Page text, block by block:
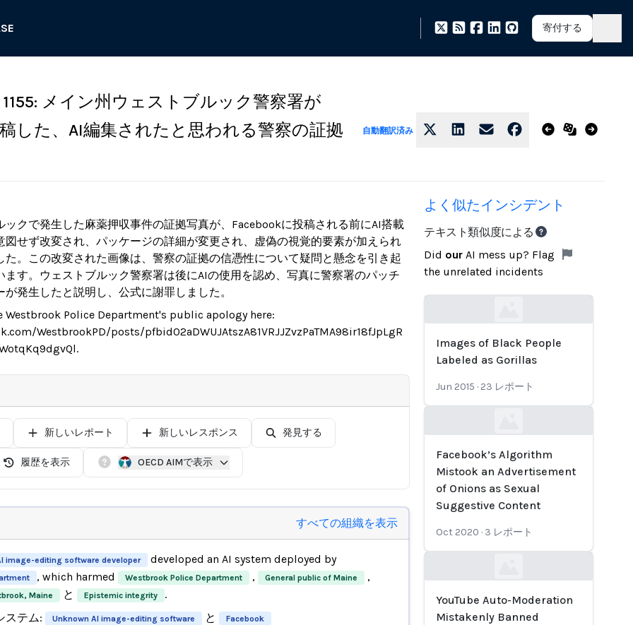
寄付する
メイン州ウェストブルック警察署が
した、AI編集されたと思われる警察の証拠
自動翻訳済み
ックで発生した麻薬押収事件の証拠写真が、Facebookに投稿される前にAI搭載
図せず改変され、パッケージの詳細が変更され、虚偽の視覚的要素が加えられ
た。この改変された画像は、警察の証拠の信憑性について疑問と懸念を引き起
ます。ウェストブルック警察署は後にAIの使用を認め、写真に警察署のパッチ
発生したと説明し、公式に謝罪しました。
Westbrook Police Department's public apology here:
WestbrookPD/posts/pfbid02aDWUJAtszA81VRJJZvzPaTMA98ir18fJpLgR
新しいレポート 新しいレスポンス 発見する
履歴を表示 OECD AIMで表示
すべての組織を表示
image-editing software developer developed an AI system deployed by
, which harmed Westbrook Police Department , General public of Maine ,
Maine と Epistemic integrity
.
ステム:
Unknown AI image-editing software と Facebook
よく似たインシデント
テキスト類似度による
Did our AI mess up? Flag
the unrelated incidents
Images of Black People
Labeled as Gorillas
Jun 2015 · 23 レポート
Facebook’s Algorithm
Mistook an Advertisement
of Onions as Sexual
Suggestive Content
Oct 2020 · 3 レポート
YouTube Auto-Moderation
Mistakenly Banned